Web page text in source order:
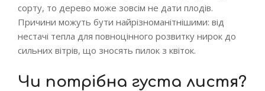
сорту, то дерево може зовсім не дати плодів.
Причини можуть бути найрізноманітнішими: від
нестачі тепла для повноцінного розвитку нирок до
сильних вітрів, що зносять пилок з квіток.
Чи потрібна густа листя?